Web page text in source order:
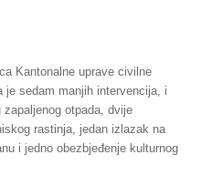
Kantonalne uprave civilne
sedam manjih intervencija, i
otpada, dvije
rastinja, jedan izlazak na
i jedno obezbjeđenje kulturnog